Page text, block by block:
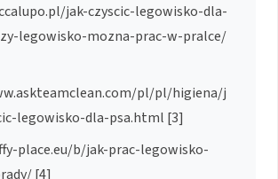
jak-czyscic-legowisko-dla-
legowisko-mozna-prac-w-pralce/
pl/pl/higiena/j
legowisko-dla-psa.html [3]
place.eu/b/jak-prac-legowisko-
[4]